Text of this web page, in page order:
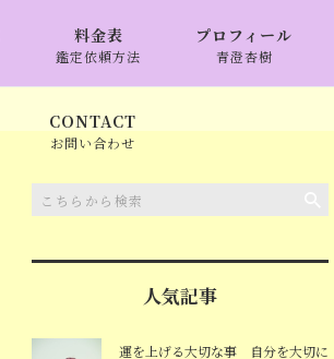
料金表
鑑定依頼方法
プロフィール
青澄杏樹
CONTACT
お問い合わせ
人気記事
運を上げる大切な事 自分を大切に